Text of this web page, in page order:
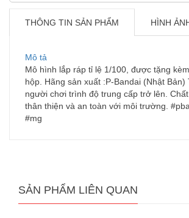
THÔNG TIN SẢN PHẨM HÌNH
Mô tả
Mô hình lắp ráp tỉ lệ 1/100, được tặng
hộp. Hãng sản xuất :P-Bandai (Nhật
người chơi trình độ trung cấp trở lên. Chất
thân thiện và an toàn với môi trường.
#mg
SẢN PHẨM LIÊN QUAN